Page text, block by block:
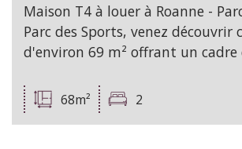
Maison T4 à louer à Roanne -
Parc des Sports, venez
d'environ 69 m² offrant un cadre
68m² 2